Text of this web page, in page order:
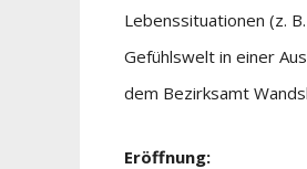
Lebenssituationen (z.
Gefühlswelt in einer
dem Bezirksamt
Eröffnung: